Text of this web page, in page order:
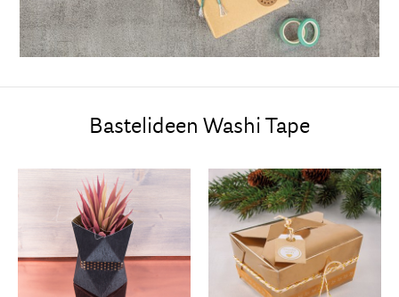
Bastelideen Washi Tape